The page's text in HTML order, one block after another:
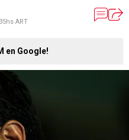
ART
en Google!